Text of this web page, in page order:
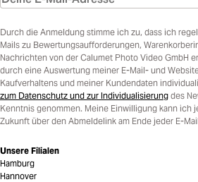
Durch die Anmeldung stimme ich zu, dass ich
Mails zu Bewertungsaufforderungen,
Nachrichten von der Calumet Photo Video GmbH
durch eine Auswertung meiner E-Mail- und
Kaufverhaltens und meiner Kundendaten
zum Datenschutz und zur Individualisierung des
Kenntnis genommen. Meine Einwilligung kann ich
Zukunft über den Abmeldelink am Ende jeder E-
Unsere Filialen
Hamburg
Hannover